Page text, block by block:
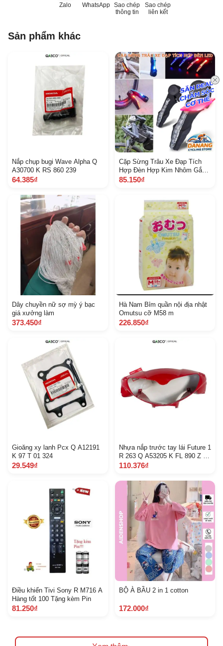
Zalo WhatsApp Sao chép
thông tin
Sao chép
liên kết
Sản phẩm khác
Nắp chụp bugi Wave Alpha Q
A30700 K RS 860 239
64.385₫
Cặp Sừng Trâu Xe Đạp Tích
Hợp Đèn Hợp Kim Nhôm Gắn
Ghi Đông 22.2 mm
85.150₫
Dây chuyền nữ sợ mỳ ý bạc
giá xưởng làm
373.450₫
Hà Nam Bỉm quần nội địa nhật
Omutsu cỡ M58 m
226.850₫
Gioăng xy lanh Pcx Q A12191
K 97 T 01 324
29.549₫
Nhựa nắp trước tay lái Future 1
R 263 Q A53205 K FL 890 Z E
5 D 3 C
110.376₫
Điều khiển Tivi Sony R M716 A
Hàng tốt 100 Tặng kèm Pin
81.250₫
BỘ À BẦU 2 in 1 cotton
172.000₫